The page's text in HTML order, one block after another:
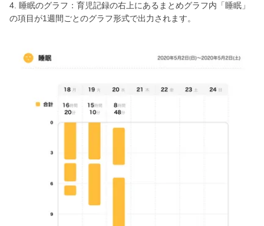
4. 睡眠のグラフ：育児記録の右上にあるまとめグラフ内「睡眠」
の項目が1週間ごとのグラフ形式で出力されます。